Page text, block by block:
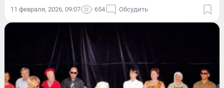
11 февраля, 2026, 09:07 654 Обсудить